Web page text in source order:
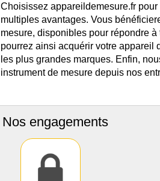
Choisissez appareildemesure.fr
multiples avantages. Vous
mesure, disponibles pour répondre
pourrez ainsi acquérir votre appareil
les plus grandes marques. Enfin,
instrument de mesure depuis nos
Nos engagements